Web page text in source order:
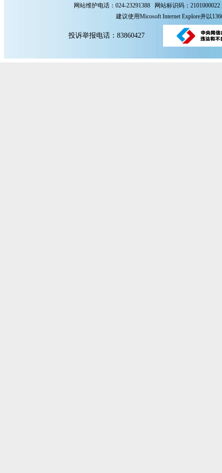
网站维护电话：024-23291388 网站标识码：2101000022
建议使用Micosoft Internet Explore并以
投诉举报电话：83860427